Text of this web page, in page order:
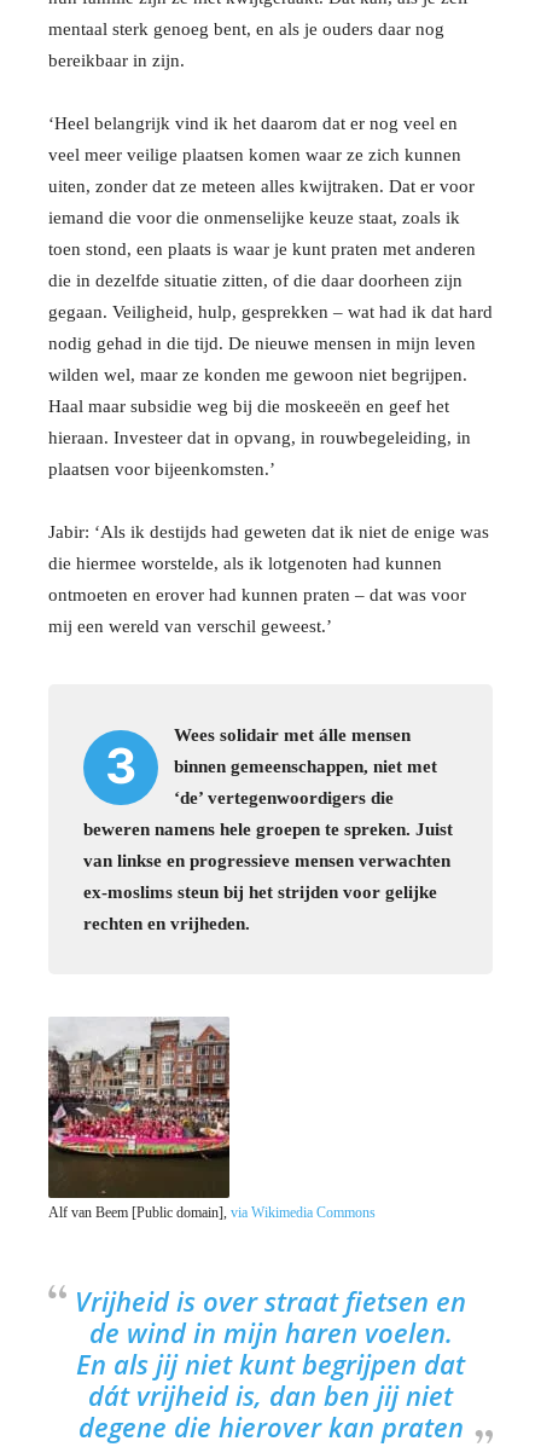
mentaal sterk genoeg bent, en als je ouders daar nog
bereikbaar in zijn.
‘Heel belangrijk vind ik het daarom dat er nog veel en
veel meer veilige plaatsen komen waar ze zich kunnen
uiten, zonder dat ze meteen alles kwijtraken. Dat er voor
iemand die voor die onmenselijke keuze staat, zoals ik
toen stond, een plaats is waar je kunt praten met anderen
die in dezelfde situatie zitten, of die daar doorheen zijn
gegaan. Veiligheid, hulp, gesprekken – wat had ik dat hard
nodig gehad in die tijd. De nieuwe mensen in mijn leven
wilden wel, maar ze konden me gewoon niet begrijpen.
Haal maar subsidie weg bij die moskeeën en geef het
hieraan. Investeer dat in opvang, in rouwbegeleiding, in
plaatsen voor bijeenkomsten.’
Jabir: ‘Als ik destijds had geweten dat ik niet de enige was
die hiermee worstelde, als ik lotgenoten had kunnen
ontmoeten en erover had kunnen praten – dat was voor
mij een wereld van verschil geweest.’
3
Wees solidair met álle mensen
binnen gemeenschappen, niet met
‘de’ vertegenwoordigers die
beweren namens hele groepen te spreken. Juist
van linkse en progressieve mensen verwachten
ex-moslims steun bij het strijden voor gelijke
rechten en vrijheden.
Alf van Beem [Public domain], via Wikimedia Commons
Vrijheid is over straat fietsen en
de wind in mijn haren voelen.
En als jij niet kunt begrijpen dat
dát vrijheid is, dan ben jij niet
degene die hierover kan praten